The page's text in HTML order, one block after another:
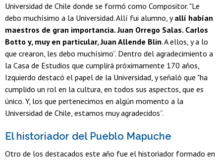
Universidad de Chile donde se formó como Compositor. "Le
debo muchísimo a la Universidad. Allí fui alumno, yallí habían
maestros de gran importancia. Juan Orrego Salas. Carlos
Botto y, muy en particular, Juan Allende Blin. A ellos, y a lo
que crearon, les debo muchísimo”. Dentro del agradecimiento a
la Casa de Estudios que cumplirá próximamente 170 años,
Izquierdo destacó el papel de la Universidad, y señaló que "ha
cumplido un rol en la cultura, en todos sus aspectos, que es
único. Y, los que pertenecimos en algún momento a la
Universidad de Chile, estamos muy agradecidos”.
El historiador del Pueblo Mapuche
Otro de los destacados este año fue el historiador formado en